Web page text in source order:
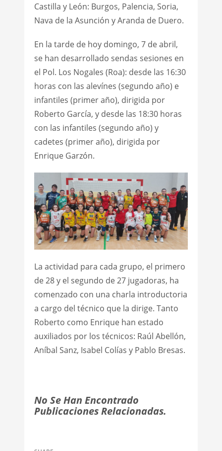
Castilla y León: Burgos, Palencia, Soria,
Nava de la Asunción y Aranda de Duero.
En la tarde de hoy domingo, 7 de abril,
se han desarrollado sendas sesiones en
el Pol. Los Nogales (Roa): desde las 16:30
horas con las alevínes (segundo año) e
infantiles (primer año), dirigida por
Roberto García, y desde las 18:30 horas
con las infantiles (segundo año) y
cadetes (primer año), dirigida por
Enrique Garzón.
La actividad para cada grupo, el primero
de 28 y el segundo de 27 jugadoras, ha
comenzado con una charla introductoria
a cargo del técnico que la dirige. Tanto
Roberto como Enrique han estado
auxiliados por los técnicos: Raúl Abellón,
Aníbal Sanz, Isabel Colías y Pablo Bresas.
No Se Han Encontrado
Publicaciones Relacionadas.